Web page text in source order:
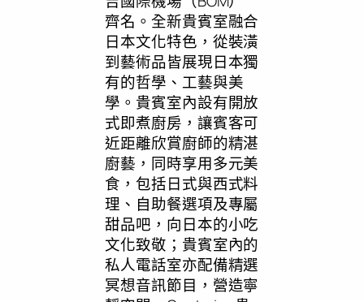
齊名。全新貴賓室融合
日本文化特色，從裝潢
到藝術品皆展現日本獨
有的哲學、工藝與美
學。貴賓室內設有開放
式即煮廚房，讓賓客可
近距離欣賞廚師的精湛
廚藝，同時享用多元美
食，包括日式與西式料
理、自助餐選項及專屬
甜品吧，向日本的小吃
文化致敬；貴賓室內的
私人電話室亦配備精選
冥想音訊節目，營造寧